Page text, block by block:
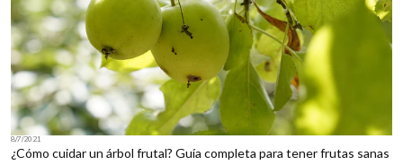
8/7/2021
¿Cómo cuidar un árbol frutal? Guía completa para tener frutas sanas